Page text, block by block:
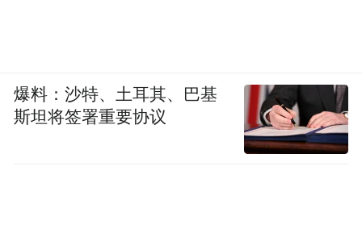
爆料：沙特、土耳其、巴基
斯坦将签署重要协议